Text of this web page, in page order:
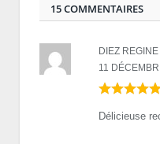
15 COMMENTAIRES
DIEZ REGINE
11
Délicieuse